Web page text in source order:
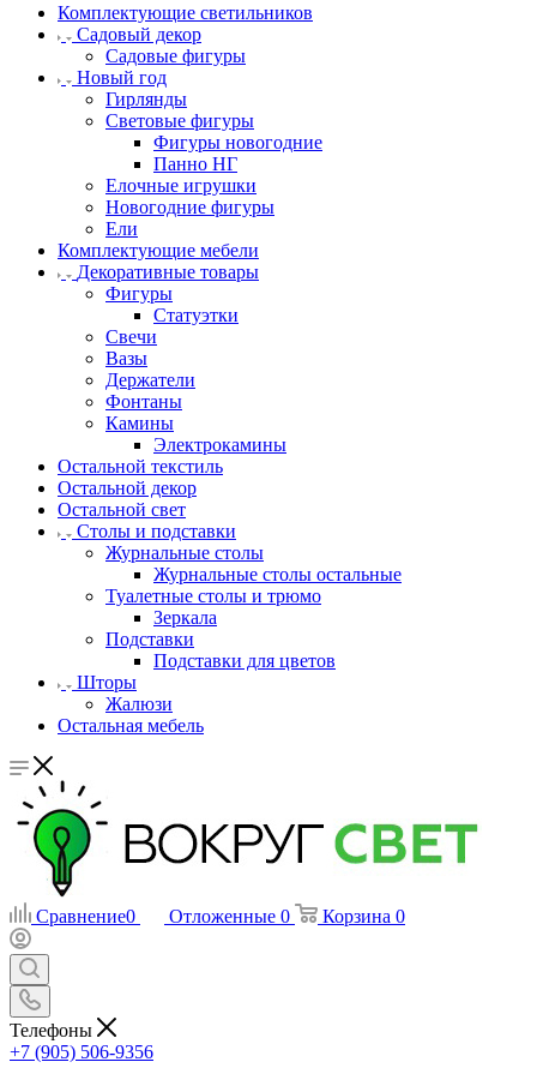
Комплектующие светильников
Садовый декор
Садовые фигуры
Новый год
Гирлянды
Световые фигуры
Фигуры новогодние
Панно НГ
Елочные игрушки
Новогодние фигуры
Ели
Комплектующие мебели
Декоративные товары
Фигуры
Статуэтки
Свечи
Вазы
Держатели
Фонтаны
Камины
Электрокамины
Остальной текстиль
Остальной декор
Остальной свет
Столы и подставки
Журнальные столы
Журнальные столы остальные
Туалетные столы и трюмо
Зеркала
Подставки
Подставки для цветов
Шторы
Жалюзи
Остальная мебель
Сравнение0 Отложенные 0 Корзина 0
Телефоны
+7 (905) 506-9356